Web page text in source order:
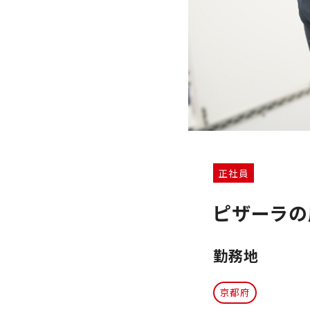
正社員
ピザーラ
勤務地
京都府